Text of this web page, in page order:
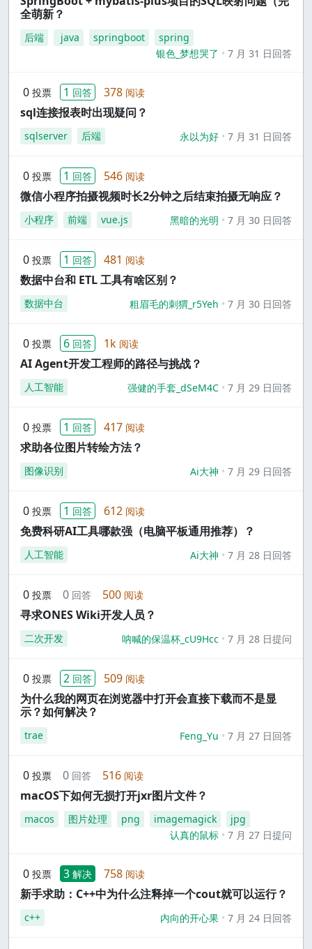
全萌新？
后端 java springboot
spring
银色_梦想哭了
7 月 31 日回答
0 投票 1 回答 378 阅读
sql连接报表时出现疑问？
sqlserver 后端 永以为好 7 月 31 日回答
0 投票 1 回答 546 阅读
微信小程序拍摄视频时长2分钟之后结束拍摄无响应？
小程序 前端 vue.js 黑暗的光明 7 月 30 日回答
0 投票 1 回答 481 阅读
数据中台和 ETL 工具有啥区别？
数据中台 粗眉毛的刺猬_r5Yeh 7 月 30 日回答
0 投票 6 回答 1k 阅读
AI Agent开发工程师的路径与挑战？
人工智能 强健的手套_dSeM4C 7 月 29 日回答
0 投票 1 回答 417 阅读
求助各位图片转绘方法？
图像识别 Ai大神 7 月 29 日回答
0 投票 1 回答 612 阅读
免费科研AI工具哪款强（电脑平板通用推荐）？
人工智能 Ai大神 7 月 28 日回答
0 投票 0 回答 500 阅读
寻求ONES Wiki开发人员？
二次开发 呐喊的保温杯_cU9Hcc 7 月 28 日提问
0 投票 2 回答 509 阅读
为什么我的网页在浏览器中打开会直接下载而不是显
示？如何解决？
trae Feng_Yu 7 月 27 日回答
0 投票 0 回答 516 阅读
macOS下如何无损打开jxr图片文件？
macos 图片处理 png imagemagick
jpg
认真的鼠标
7 月 27 日提问
0 投票 3 解决 758 阅读
新手求助：C++中为什么注释掉一个cout就可以运行？
c++ 内向的开心果 7 月 24 日回答